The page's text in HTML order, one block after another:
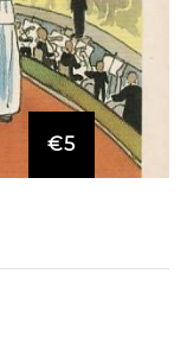
€5